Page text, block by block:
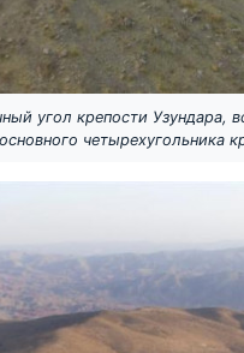
угол крепости Узундара,
четырехугольника